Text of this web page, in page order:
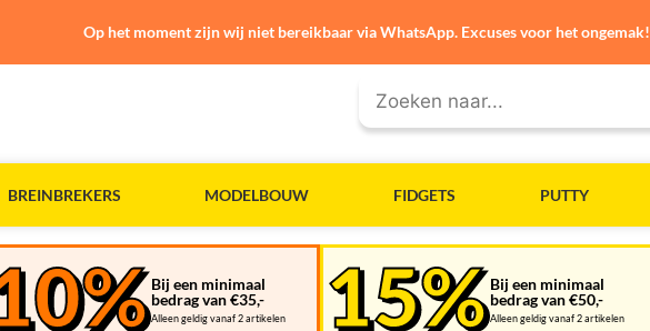
BREINBREKERS MODELBOUW FIDGETS PUTTY
Bij een minimaal
bedrag van €35,-
Alleen geldig vanaf 2 artikelen
Bij een minimaal
bedrag van €50,-
Alleen geldig vanaf 2 artikelen
Op het moment zijn wij niet bereikbaar via WhatsApp. Excuses voor het ongemak!